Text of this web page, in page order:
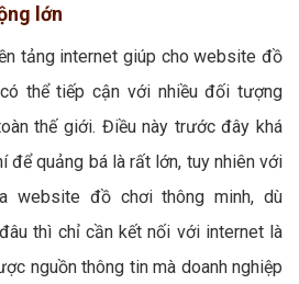
lớn
tảng internet giúp cho website đồ
thể tiếp cận với nhiều đối tượng
thế giới. Điều này trước đây khá
để quảng bá là rất lớn, tuy nhiên với
website đồ chơi thông minh, dù
thì chỉ cần kết nối với internet là
nguồn thông tin mà doanh nghiệp